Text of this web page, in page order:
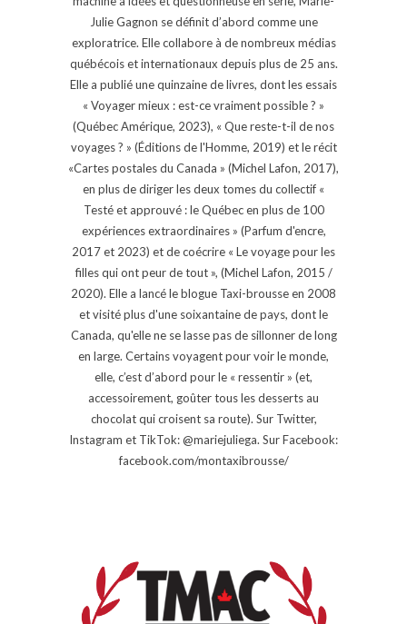
Julie Gagnon se définit d’abord comme une
exploratrice. Elle collabore à de nombreux médias
québécois et internationaux depuis plus de 25 ans.
Elle a publié une quinzaine de livres, dont les essais
« Voyager mieux : est-ce vraiment possible ? »
(Québec Amérique, 2023), « Que reste-t-il de nos
voyages ? » (Éditions de l'Homme, 2019) et le récit
«Cartes postales du Canada » (Michel Lafon, 2017),
en plus de diriger les deux tomes du collectif «
Testé et approuvé : le Québec en plus de 100
expériences extraordinaires » (Parfum d'encre,
2017 et 2023) et de coécrire « Le voyage pour les
filles qui ont peur de tout », (Michel Lafon, 2015 /
2020). Elle a lancé le blogue Taxi-brousse en 2008
et visité plus d'une soixantaine de pays, dont le
Canada, qu'elle ne se lasse pas de sillonner de long
en large. Certains voyagent pour voir le monde,
elle, c’est d’abord pour le « ressentir » (et,
accessoirement, goûter tous les desserts au
chocolat qui croisent sa route). Sur Twitter,
Instagram et TikTok: @mariejuliega. Sur Facebook:
facebook.com/montaxibrousse/